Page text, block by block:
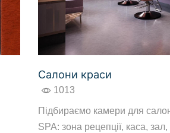
Салони краси
1013
Підбираємо камери для
SPA: зона рецепції, каса,